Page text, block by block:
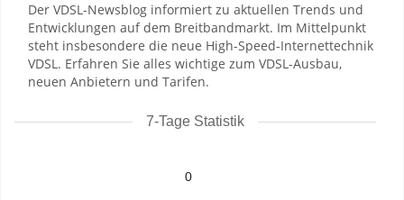
Der VDSL-Newsblog informiert zu aktuellen Trends und
Entwicklungen auf dem Breitbandmarkt. Im Mittelpunkt
steht insbesondere die neue High-Speed-Internettechnik
VDSL. Erfahren Sie alles wichtige zum VDSL-Ausbau,
neuen Anbietern und Tarifen.
7-Tage Statistik
0